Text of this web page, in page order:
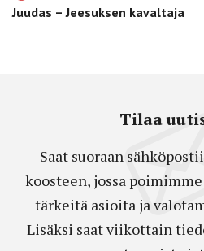
Juudas – Jeesuksen kavaltaja
Tilaa
Saat suoraan
koosteen, jossa
tärkeitä asioita ja
Lisäksi saat viikottain